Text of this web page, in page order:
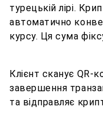
турецькій лірі.
автоматично
курсу. Ця сума
Клієнт сканує QR-
завершення
та відправляє